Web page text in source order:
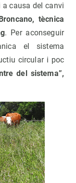
causa del canvi
tècnica
. Per aconseguir
el sistema
circular i poc
del sistema”,